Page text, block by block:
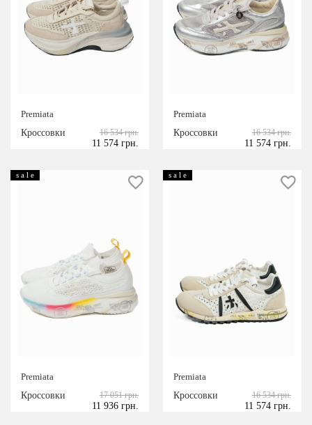
Premiata
Кроссовки
16 534 грн.
11 574 грн.
Premiata
Кроссовки
16 534 грн.
11 574 грн.
s a l e
Premiata
Кроссовки
17 051 грн.
11 936 грн.
s a l e
Premiata
Кроссовки
16 534 грн.
11 574 грн.